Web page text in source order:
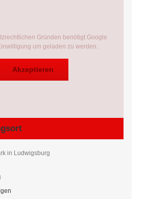
in Ludwigsburg
Gründen benötigt Google
um geladen zu werden.
Akzeptieren